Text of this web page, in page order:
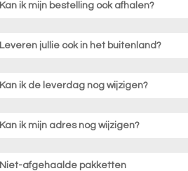
Kan ik mijn bestelling ook afhalen?
Leveren jullie ook in het buitenland?
Kan ik de leverdag nog wijzigen?
Kan ik mijn adres nog wijzigen?
Niet-afgehaalde pakketten